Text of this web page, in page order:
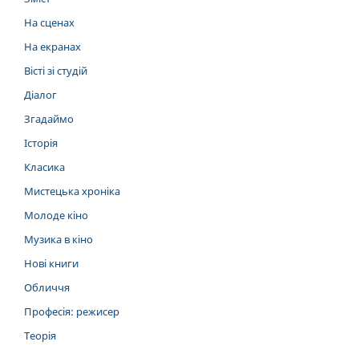
На сценах
На екранах
Вісті зі студій
Діалог
Згадаймо
Історія
Класика
Мистецька хроніка
Молоде кіно
Музика в кіно
Нові книги
Обличчя
Професія: режисер
Теорія